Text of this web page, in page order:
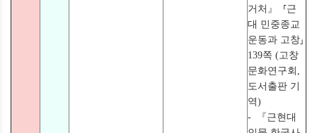
거처』 ⸢근
대 민중종교
운동과 고창⸥
139쪽 (고창
문화연구회,
도서출판 기
역)
- 『근현대